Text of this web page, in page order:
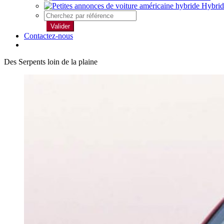
Valider
Contactez-nous
Des Serpents loin de la plaine